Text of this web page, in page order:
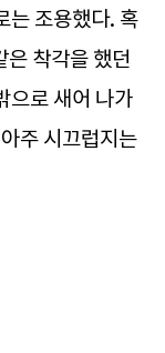
는 조용했다. 혹
착각을 했던
으로 새어 나가
주 시끄럽지는